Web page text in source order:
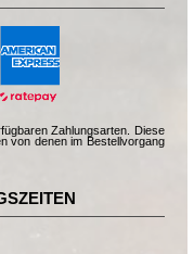
Zahlungsarten. Diese
von denen im Bestellvorgang